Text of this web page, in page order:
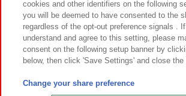
©Bandai Namco Amusement Inc.
©Bandai Namco Amusement Lab Inc.
cookies and other identifiers on the following
you will be deemed to have consented to the
regardless of the opt-out preference signals .
understand and agree to this setting, please
consent on the following setup banner by
below, then click 'Save Settings' and close the
Change your share preference